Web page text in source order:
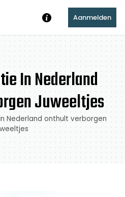
Aanmelden
In Nederland
Juweeltjes
Nederland onthult verborgen